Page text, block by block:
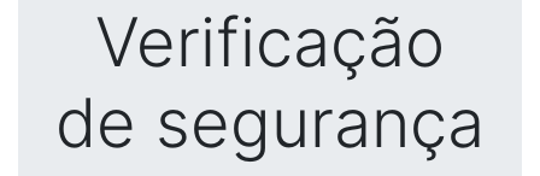
Verificação
de segurança